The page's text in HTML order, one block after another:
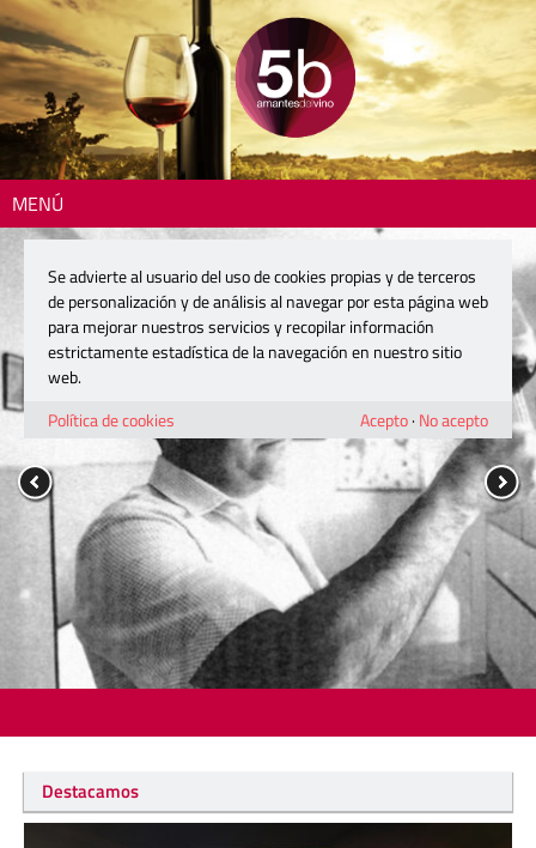
MENÚ
Destacamos
Se advierte al usuario del uso de cookies propias y de terceros
de personalización y de análisis al navegar por esta página web
para mejorar nuestros servicios y recopilar información
estrictamente estadística de la navegación en nuestro sitio
web.
Política de cookies
Acepto· No acepto